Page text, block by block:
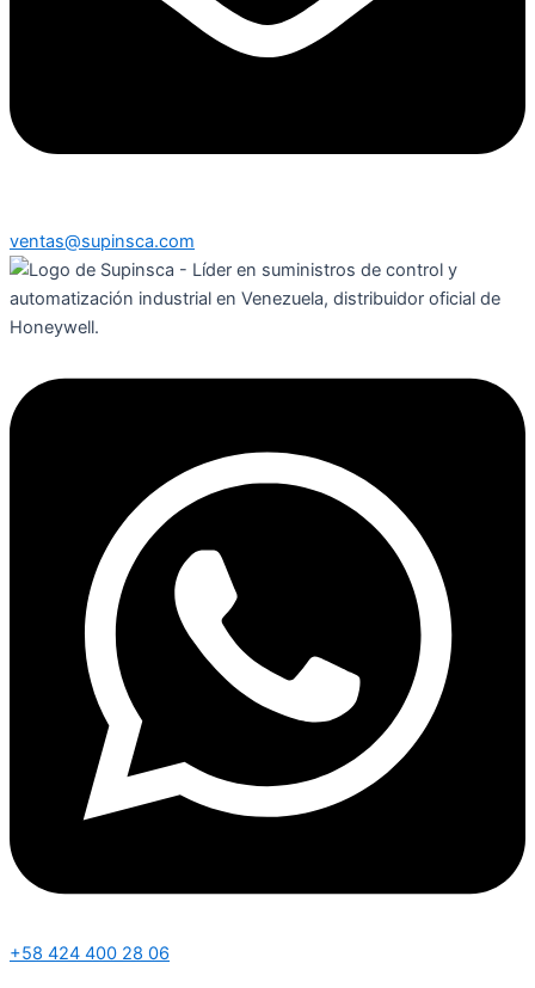
ventas@supinsca.com
+58 424 400 28 06